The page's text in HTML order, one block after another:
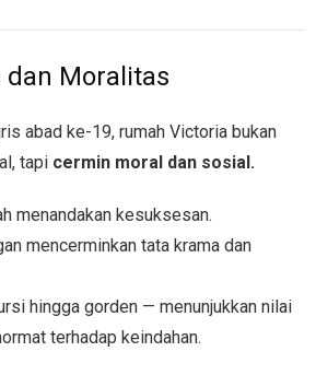
dan Moralitas
abad ke-19, rumah Victoria bukan
tapi cermin moral dan sosial.
menandakan kesuksesan.
mencerminkan tata krama dan
hingga gorden — menunjukkan nilai
terhadap keindahan.